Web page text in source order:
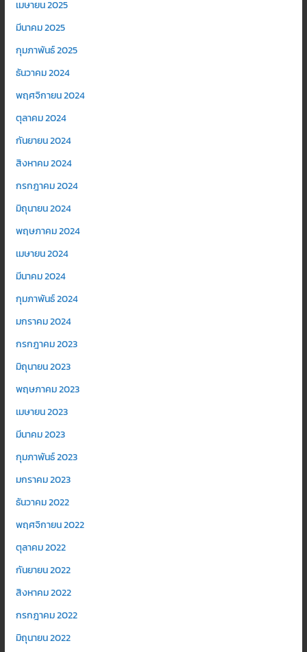
เมษายน 2025
มีนาคม 2025
กุมภาพันธ์ 2025
ธันวาคม 2024
พฤศจิกายน 2024
ตุลาคม 2024
กันยายน 2024
สิงหาคม 2024
กรกฎาคม 2024
มิถุนายน 2024
พฤษภาคม 2024
เมษายน 2024
มีนาคม 2024
กุมภาพันธ์ 2024
มกราคม 2024
กรกฎาคม 2023
มิถุนายน 2023
พฤษภาคม 2023
เมษายน 2023
มีนาคม 2023
กุมภาพันธ์ 2023
มกราคม 2023
ธันวาคม 2022
พฤศจิกายน 2022
ตุลาคม 2022
กันยายน 2022
สิงหาคม 2022
กรกฎาคม 2022
มิถุนายน 2022